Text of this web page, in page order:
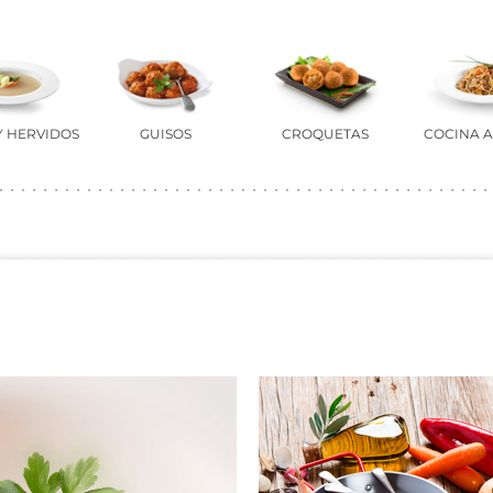
HERVIDOS GUISOS CROQUETAS COCINA